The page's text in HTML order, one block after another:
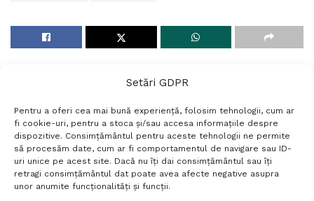
Setări GDPR
Pentru a oferi cea mai bună experiență, folosim tehnologii, cum ar
fi cookie-uri, pentru a stoca și/sau accesa informațiile despre
dispozitive. Consimțământul pentru aceste tehnologii ne permite
să procesăm date, cum ar fi comportamentul de navigare sau ID-
uri unice pe acest site. Dacă nu îți dai consimțământul sau îți
retragi consimțământul dat poate avea afecte negative asupra
unor anumite funcționalități și funcții.
Termeni si conditii
Politică de confidențialitate
Politica cookies
Setări GDPR